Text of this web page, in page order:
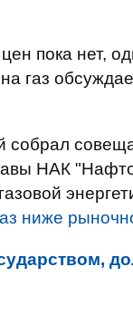
пока нет,
газ
собрал
НАК
ниже